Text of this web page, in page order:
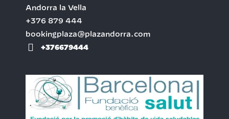
Andorra la Vella
+376 879 444
bookingplaza@plazandorra.com
+376679444